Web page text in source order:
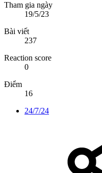
Tham gia ngày
19/5/23
Bài viết
237
Reaction score
0
Điểm
16
24/7/24